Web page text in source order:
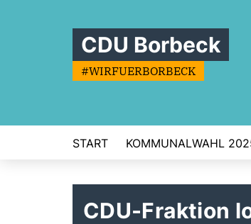
CDU Borbeck
#WIRFUERBORBECK
START KOMMUNALWAHL
CDU-Fraktion